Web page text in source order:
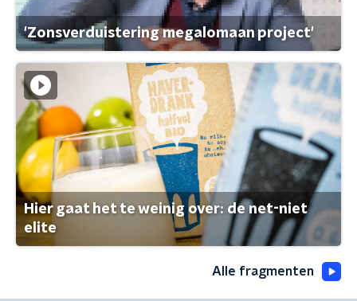
'Zonsverduistering megalomaan project'
Hier gaat het te weinig over: de net-niet
elite
Alle fragmenten